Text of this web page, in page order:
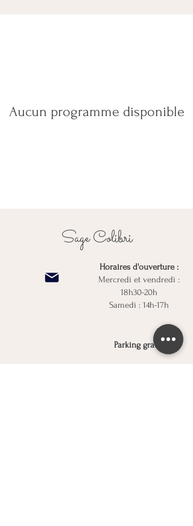
Aucun programme disponible
Sage Colibri
Horaires d'ouverture :
Mercredi et vendredi :
18h30-20h
Samedi : 14h-17h
Parking gratuit